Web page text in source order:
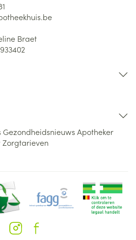
Braet
Gezondheidsnieuws Apotheker
Zorgtarieven